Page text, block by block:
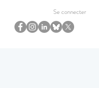
Se connecter